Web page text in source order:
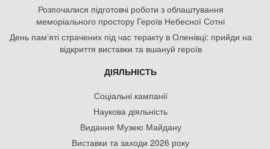
Розпочалися підготовчі роботи з облаштування
меморіального простору Героїв Небесної Сотні
День памʼяті страчених під час теракту в Оленівці: прийди на
відкриття виставки та вшануй героїв
ДІЯЛЬНІСТЬ
Соціальні кампанії
Наукова діяльність
Видання Музею Майдану
Виставки та заходи 2026 року